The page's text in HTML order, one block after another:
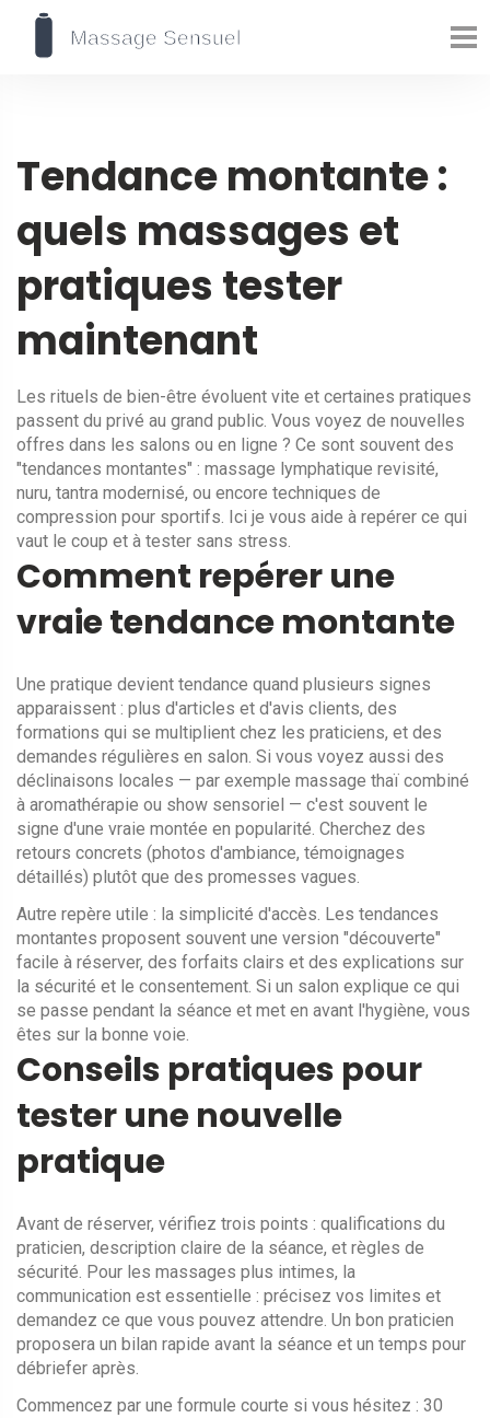
Tendance montante :
quels massages et
pratiques tester
maintenant
Les rituels de bien-être évoluent vite et certaines pratiques
passent du privé au grand public. Vous voyez de nouvelles
offres dans les salons ou en ligne ? Ce sont souvent des
"tendances montantes" : massage lymphatique revisité,
nuru, tantra modernisé, ou encore techniques de
compression pour sportifs. Ici je vous aide à repérer ce qui
vaut le coup et à tester sans stress.
Comment repérer une
vraie tendance montante
Une pratique devient tendance quand plusieurs signes
apparaissent : plus d'articles et d'avis clients, des
formations qui se multiplient chez les praticiens, et des
demandes régulières en salon. Si vous voyez aussi des
déclinaisons locales — par exemple massage thaï combiné
à aromathérapie ou show sensoriel — c'est souvent le
signe d'une vraie montée en popularité. Cherchez des
retours concrets (photos d'ambiance, témoignages
détaillés) plutôt que des promesses vagues.
Autre repère utile : la simplicité d'accès. Les tendances
montantes proposent souvent une version "découverte"
facile à réserver, des forfaits clairs et des explications sur
la sécurité et le consentement. Si un salon explique ce qui
se passe pendant la séance et met en avant l'hygiène, vous
êtes sur la bonne voie.
Conseils pratiques pour
tester une nouvelle
pratique
Avant de réserver, vérifiez trois points : qualifications du
praticien, description claire de la séance, et règles de
sécurité. Pour les massages plus intimes, la
communication est essentielle : précisez vos limites et
demandez ce que vous pouvez attendre. Un bon praticien
proposera un bilan rapide avant la séance et un temps pour
débriefer après.
Commencez par une formule courte si vous hésitez : 30